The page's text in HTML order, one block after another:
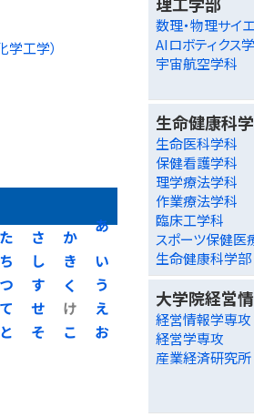
学工学）
あ
い
う
え
お
か
き
く
け
こ
さ
し
す
せ
そ
た
ち
つ
て
と
数理・物理サイ
AIロボティクス
宇宙航空学科
生命健康科
生命医科学科
保健看護学科
理学療法学科
作業療法学科
臨床工学科
スポーツ保健医
生命健康科学部
大学院経営
経営情報学専攻
経営学専攻
産業経済研究所